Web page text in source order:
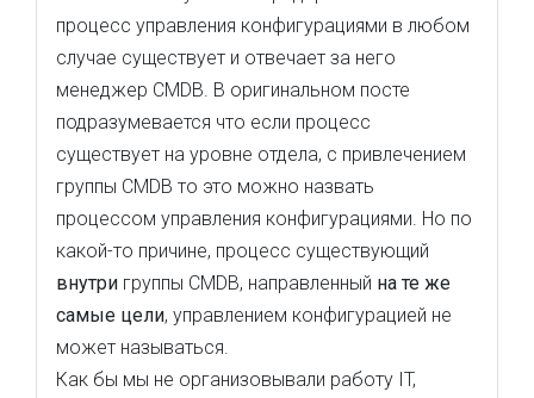
процесс управления конфигурациями в любом
случае существует и отвечает за него
менеджер CMDB. В оригинальном посте
подразумевается что если процесс
существует на уровне отдела, с привлечением
группы CMDB то это можно назвать
процессом управления конфигурациями. Но по
какой-то причине, процесс существующий
внутри группы CMDB, направленный на те же
самые цели, управлением конфигурацией не
может называться.
Как бы мы не организовывали работу IT,